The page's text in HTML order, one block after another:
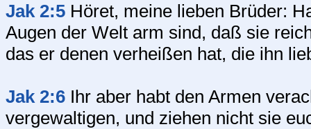
Jak 2:5 Höret, meine lieben Brüder:
Augen der Welt arm sind, daß sie
das er denen verheißen hat, die ihn
Jak 2:6 Ihr aber habt den Armen
vergewaltigen, und ziehen nicht sie